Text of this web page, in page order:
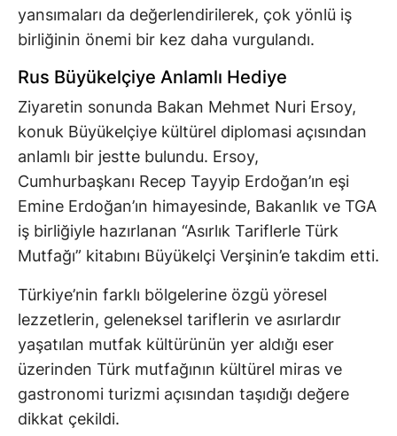
yansımaları da değerlendirilerek, çok yönlü iş
birliğinin önemi bir kez daha vurgulandı.
Rus Büyükelçiye Anlamlı Hediye
Ziyaretin sonunda Bakan Mehmet Nuri Ersoy,
konuk Büyükelçiye kültürel diplomasi açısından
anlamlı bir jestte bulundu. Ersoy,
Cumhurbaşkanı Recep Tayyip Erdoğan’ın eşi
Emine Erdoğan’ın himayesinde, Bakanlık ve TGA
iş birliğiyle hazırlanan “Asırlık Tariflerle Türk
Mutfağı” kitabını Büyükelçi Verşinin’e takdim etti.
Türkiye’nin farklı bölgelerine özgü yöresel
lezzetlerin, geleneksel tariflerin ve asırlardır
yaşatılan mutfak kültürünün yer aldığı eser
üzerinden Türk mutfağının kültürel miras ve
gastronomi turizmi açısından taşıdığı değere
dikkat çekildi.